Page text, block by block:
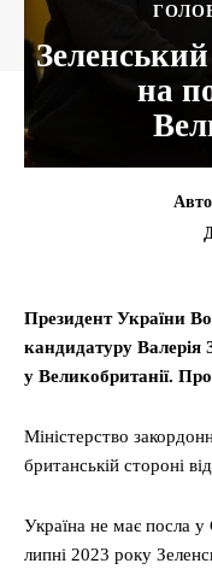
на
Президент України
кандидатуру Валерія
у Великобританії.
Міністерство
британській стороні
Україна не має посла у
липні 2023 року